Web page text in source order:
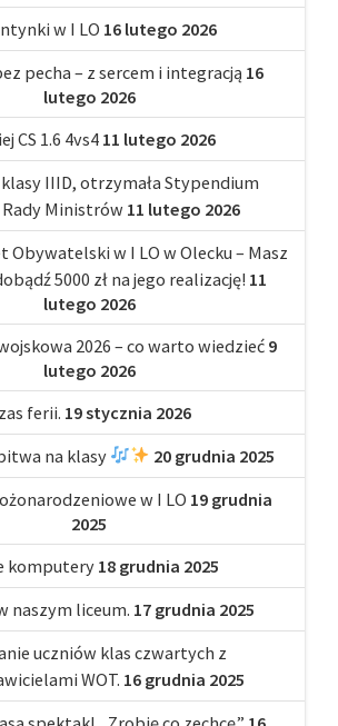
w I LO 16 lutego 2026
pecha – z sercem i integracją 16
lutego 2026
CS 1.6 4vs4 11 lutego 2026
IIID, otrzymała Stypendium
Rady Ministrów 11 lutego 2026
Obywatelski w I LO w Olecku – Masz
5000 zł na jego realizację! 11
lutego 2026
2026 – co warto wiedzieć 9
lutego 2026
ferii. 19 stycznia 2026
na klasy
20 grudnia 2025
w I LO 19 grudnia
2025
komputery 18 grudnia 2025
naszym liceum. 17 grudnia 2025
uczniów klas czwartych z
WOT. 16 grudnia 2025